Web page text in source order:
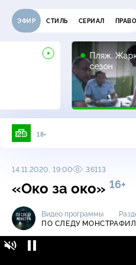
ЭФИР СТИЛЬ СЕРИАЛ ПРАВО
Пляж.
сезон
18+
14.11.2020, 19:00 36113
«Око за око» 16+
Видео программы
ПО СЛЕДУ МОНСТРА